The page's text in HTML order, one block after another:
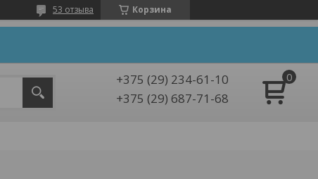
Корзина
53 отзыва
+375 (29) 234-61-10
+375 (29) 687-71-68